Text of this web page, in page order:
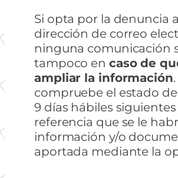
Si opta por la denuncia
dirección de correo
ninguna comunicación
tampoco en caso de
ampliar la información
compruebe el estado
9 días hábiles
referencia que se le
información y/o
aportada mediante la